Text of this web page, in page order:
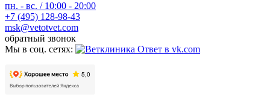
пн. - вс. / 10:00 - 20:00
+7 (495) 128-98-43
msk@vetotvet.com
обратный звонок
Мы в соц. сетях: